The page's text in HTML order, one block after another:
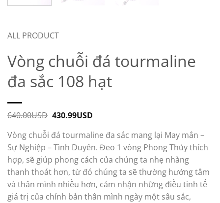
ALL PRODUCT
Vòng chuỗi đá tourmaline
đa sắc 108 hạt
640.00USD Original
was:
640.00USD.
430.99USD
is:
430.99USD.
Vòng chuỗi đá tourmaline đa sắc mang lại May mắn –
Sự Nghiệp – Tình Duyên. Đeo 1 vòng Phong Thủy thích
hợp, sẽ giúp phong cách của chúng ta nhẹ nhàng
thanh thoát hơn, từ đó chúng ta sẽ thường hướng tâm
và thân mình nhiều hơn, cảm nhận những điều tinh tế
giá trị của chính bản thân mình ngày một sâu sắc,